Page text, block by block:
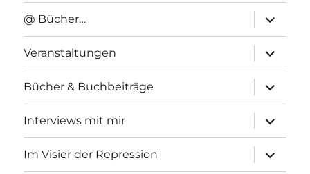
@ Bücher…
anzeigen
Veranstaltungen
anzeigen
Bücher & Buchbeiträge
anzeigen
Interviews mit mir
anzeigen
Im Visier der Repression
anzeigen